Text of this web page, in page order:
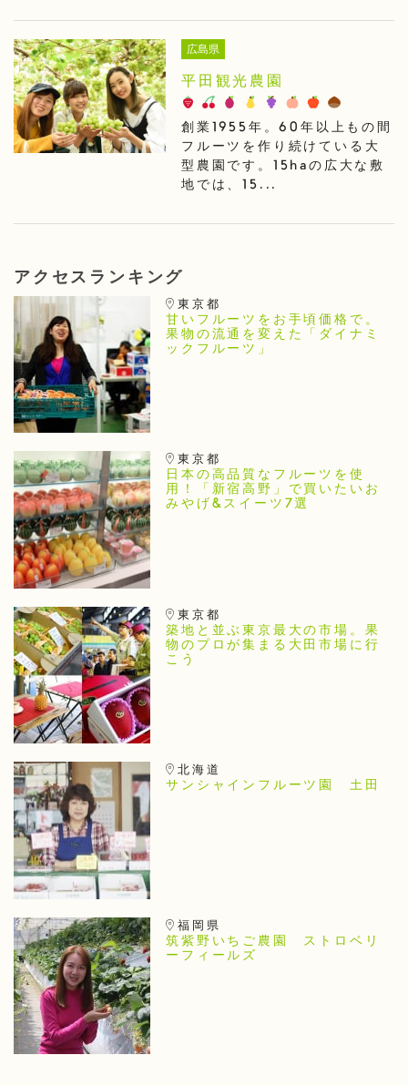
広島県
平田観光農園
創業1955年。60年以上もの間
フルーツを作り続けている大
型農園です。15haの広大な敷
地では、15...
アクセスランキング
東京都
甘いフルーツをお手頃価格で。
果物の流通を変えた「ダイナミ
ックフルーツ」
東京都
日本の高品質なフルーツを使
用！「新宿高野」で買いたいお
みやげ&スイーツ7選
東京都
築地と並ぶ東京最大の市場。果
物のプロが集まる大田市場に行
こう
北海道
サンシャインフルーツ園 土田
福岡県
筑紫野いちご農園 ストロベリ
ーフィールズ